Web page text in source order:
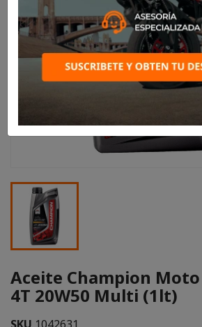
Aceite Champion
4T 20W50 Multi (1lt)